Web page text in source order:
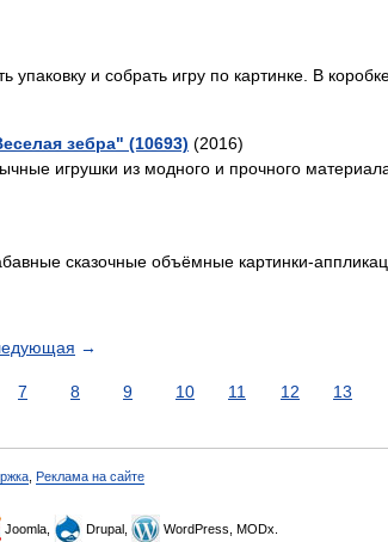
и собрать игру по картинке. В
зебра" (10693) (2016)
игрушки из модного и прочного
сказочные объёмные картинки-
→
7 8 9 10 11 12 13
Реклама на сайте
Joomla, Drupal, WordPress, MODx.